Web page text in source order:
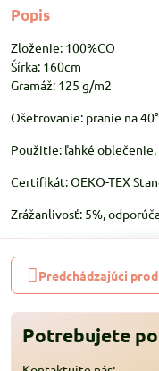
Popis
Zloženie: 100%CO
Šírka: 160cm
Gramáž: 125 g/m2
Ošetrovanie: pranie na 40°
Použitie: ľahké
Certifikát: OEKO-TEX
Zrážanlivosť: 5%,
Predchádzajúci
Potrebujete